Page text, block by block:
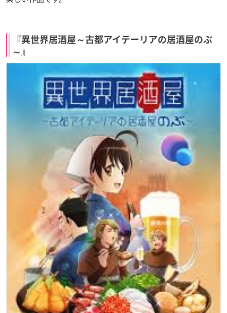
『異世界居酒屋～古都アイテーリアの居酒屋のぶ
～』